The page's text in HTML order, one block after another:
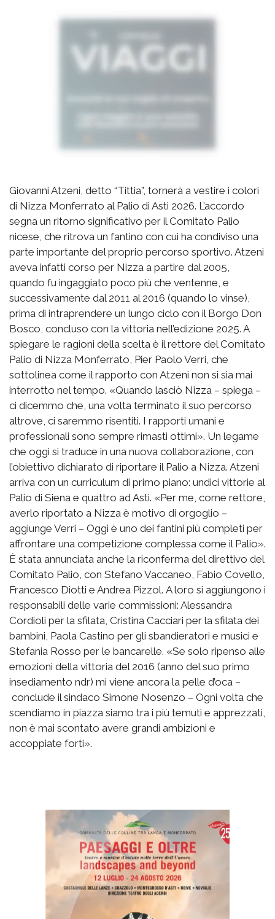
Giovanni Atzeni, detto “Tittia”, tornerà a vestire i colori
di Nizza Monferrato al Palio di Asti 2026. L’accordo
segna un ritorno significativo per il Comitato Palio
nicese, che ritrova un fantino con cui ha condiviso una
parte importante del proprio percorso sportivo. Atzeni
aveva infatti corso per Nizza a partire dal 2005,
quando fu ingaggiato poco più che ventenne, e
successivamente dal 2011 al 2016 (quando lo vinse),
prima di intraprendere un lungo ciclo con il Borgo Don
Bosco, concluso con la vittoria nell’edizione 2025. A
spiegare le ragioni della scelta è il rettore del Comitato
Palio di Nizza Monferrato, Pier Paolo Verri, che
sottolinea come il rapporto con Atzeni non si sia mai
interrotto nel tempo. «Quando lasciò Nizza – spiega –
ci dicemmo che, una volta terminato il suo percorso
altrove, ci saremmo risentiti. I rapporti umani e
professionali sono sempre rimasti ottimi». Un legame
che oggi si traduce in una nuova collaborazione, con
l’obiettivo dichiarato di riportare il Palio a Nizza. Atzeni
arriva con un curriculum di primo piano: undici vittorie al
Palio di Siena e quattro ad Asti. «Per me, come rettore,
averlo riportato a Nizza è motivo di orgoglio –
aggiunge Verri – Oggi è uno dei fantini più completi per
affrontare una competizione complessa come il Palio».
È stata annunciata anche la riconferma del direttivo del
Comitato Palio, con Stefano Vaccaneo, Fabio Covello,
Francesco Diotti e Andrea Pizzol. A loro si aggiungono i
responsabili delle varie commissioni: Alessandra
Cordioli per la sfilata, Cristina Cacciari per la sfilata dei
bambini, Paola Castino per gli sbandieratori e musici e
Stefania Rosso per le bancarelle. «Se solo ripenso alle
emozioni della vittoria del 2016 (anno del suo primo
insediamento ndr) mi viene ancora la pelle d’oca –
conclude il sindaco Simone Nosenzo – Ogni volta che
scendiamo in piazza siamo tra i più temuti e apprezzati,
non è mai scontato avere grandi ambizioni e
accoppiate forti».